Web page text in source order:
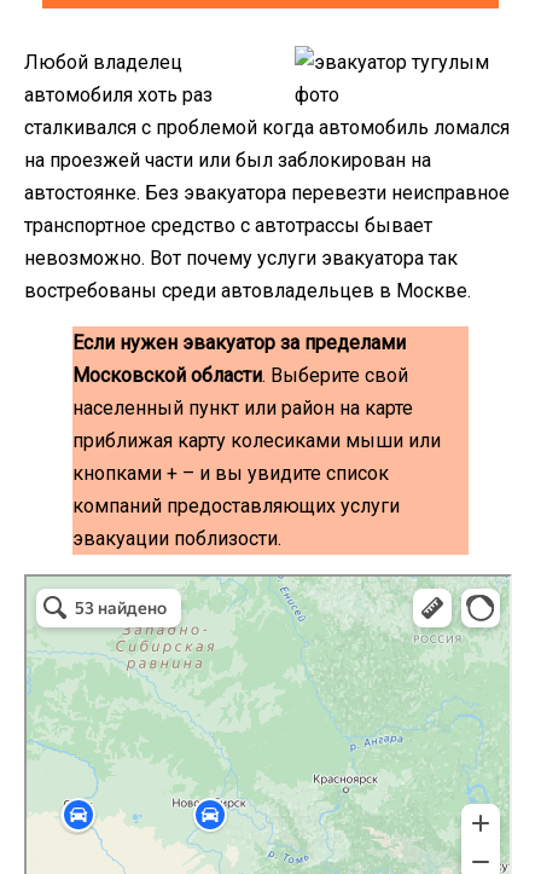
Любой владелец
автомобиля хоть раз
сталкивался с проблемой когда автомобиль ломался
на проезжей части или был заблокирован на
автостоянке. Без эвакуатора перевезти неисправное
транспортное средство с автотрассы бывает
невозможно. Вот почему услуги эвакуатора так
востребованы среди автовладельцев в Москве.
Если нужен эвакуатор за пределами
Московской области. Выберите свой
населенный пункт или район на карте
приближая карту колесиками мыши или
кнопками + – и вы увидите список
компаний предоставляющих услуги
эвакуации поблизости.
Волоколамск